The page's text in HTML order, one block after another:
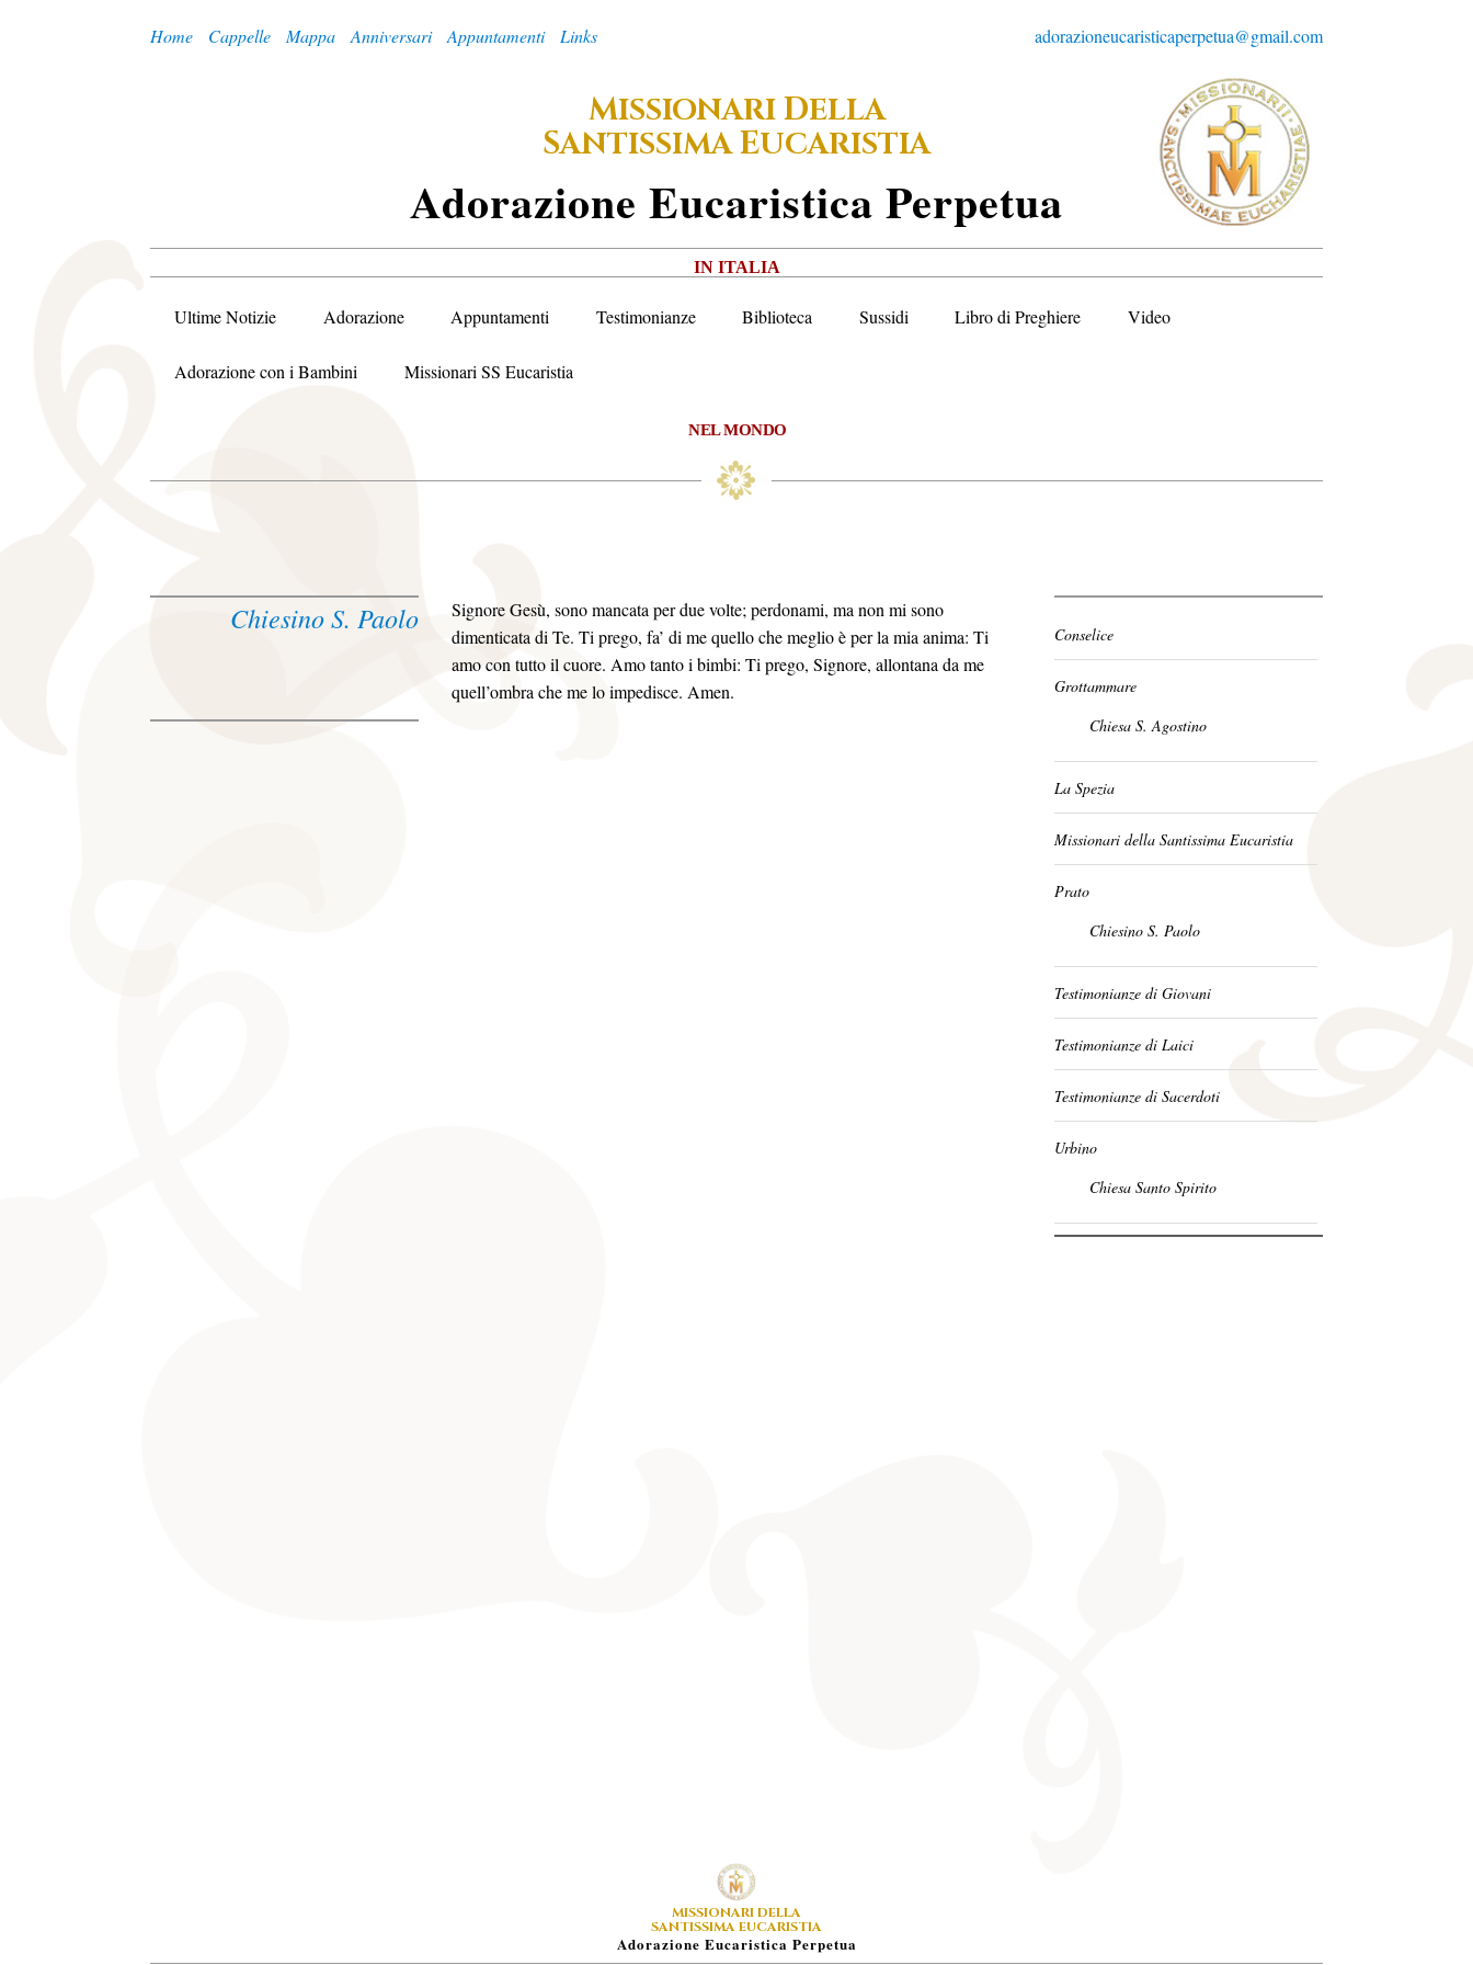
adorazioneucaristicaperpetua@gmail.com
Home Cappelle Mappa Anniversari Appuntamenti Links
MISSIONARIDELLA
SANTISSIMAEUCARISTIA
ADorazione EUcaristica PErpetua
IN ITALIA
Ultime Notizie Adorazione Appuntamenti Testimonianze Biblioteca Sussidi Libro di Preghiere Video
Adorazione con i Bambini Missionari SS Eucaristia
NEL MONDO
Chiesino S. Paolo
Signore Gesù, sono mancata per due volte; perdonami, ma non mi sono
dimenticata di Te. Ti prego, fa’ di me quello che meglio è per la mia anima: Ti
amo con tutto il cuore. Amo tanto i bimbi: Ti prego, Signore, allontana da me
quell’ombra che me lo impedisce. Amen.
Conselice
Grottammare
Chiesa S. Agostino
La Spezia
Missionari della Santissima Eucaristia
Prato
Chiesino S. Paolo
Testimonianze di Giovani
Testimonianze di Laici
Testimonianze di Sacerdoti
Urbino
Chiesa Santo Spirito
MISSIONARI DELLA
SANTISSIMA EUCARISTIA
ADorazione EUcaristica PErpetua